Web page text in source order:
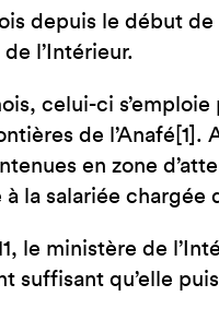
depuis le début de
l’Intérieur.
celui-ci
de
en zone
la salariée chargée
le ministère de
suffisant qu’elle